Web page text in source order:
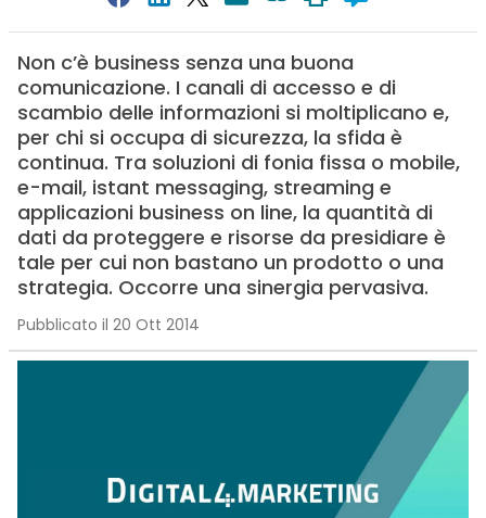
Non c’è business senza una buona
comunicazione. I canali di accesso e di
scambio delle informazioni si moltiplicano e,
per chi si occupa di sicurezza, la sfida è
continua. Tra soluzioni di fonia fissa o mobile,
e-mail, istant messaging, streaming e
applicazioni business on line, la quantità di
dati da proteggere e risorse da presidiare è
tale per cui non bastano un prodotto o una
strategia. Occorre una sinergia pervasiva.
Pubblicato il 20 Ott 2014